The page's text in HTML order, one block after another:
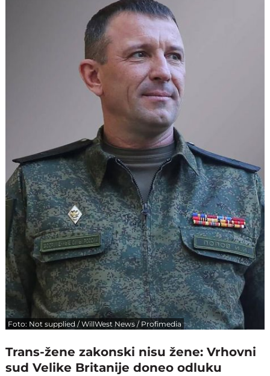
Foto: Not supplied / WillWest News / Profimedia
Trans-žene zakonski nisu žene: Vrhovni
sud Velike Britanije doneo odluku